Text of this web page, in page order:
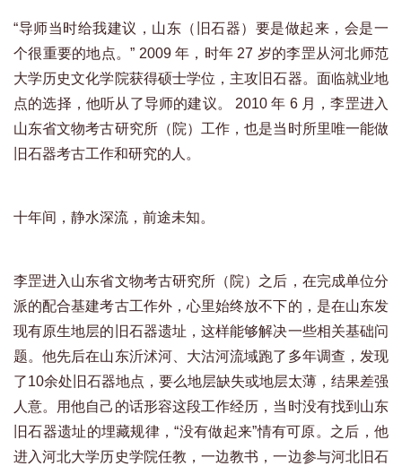
“导师当时给我建议，山东（旧石器）要是做起来，会是一
个很重要的地点。” 2009 年，时年 27 岁的李罡从河北师范
大学历史文化学院获得硕士学位，主攻旧石器。面临就业地
点的选择，他听从了导师的建议。 2010 年 6 月，李罡进入
山东省文物考古研究所（院）工作，也是当时所里唯一能做
旧石器考古工作和研究的人。
十年间，静水深流，前途未知。
李罡进入山东省文物考古研究所（院）之后，在完成单位分
派的配合基建考古工作外，心里始终放不下的，是在山东发
现有原生地层的旧石器遗址，这样能够解决一些相关基础问
题。他先后在山东沂沭河、大沽河流域跑了多年调查，发现
了10余处旧石器地点，要么地层缺失或地层太薄，结果差强
人意。用他自己的话形容这段工作经历，当时没有找到山东
旧石器遗址的埋藏规律，“没有做起来”情有可原。之后，他
进入河北大学历史学院任教，一边教书，一边参与河北旧石